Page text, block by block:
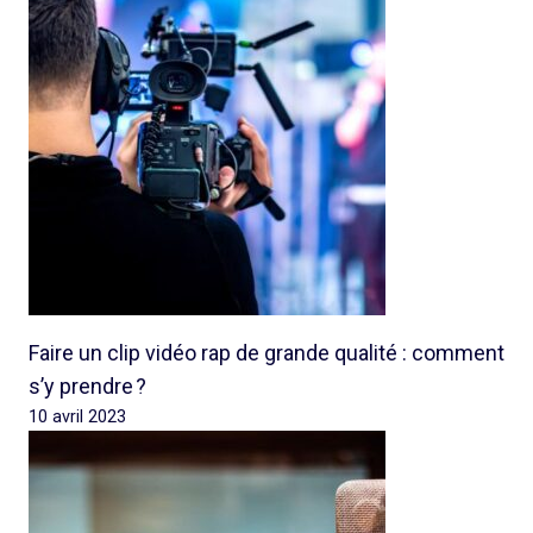
Faire un clip vidéo rap de grande qualité : comment
s’y prendre ?
10 avril 2023